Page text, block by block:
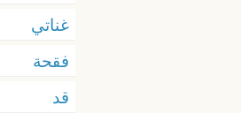
غناتي
فقحة
قد